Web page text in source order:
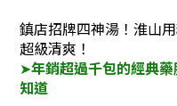
鎮店招牌四神湯！淮山
超級清爽！
➤年銷超過千包的經典
知道